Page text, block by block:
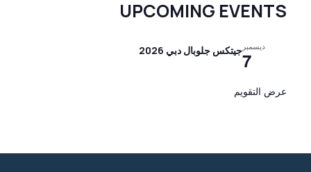
UPCOMING EVENTS
ديسمبر
7جيتكس جلوبال دبي 2026
عرض التقويم